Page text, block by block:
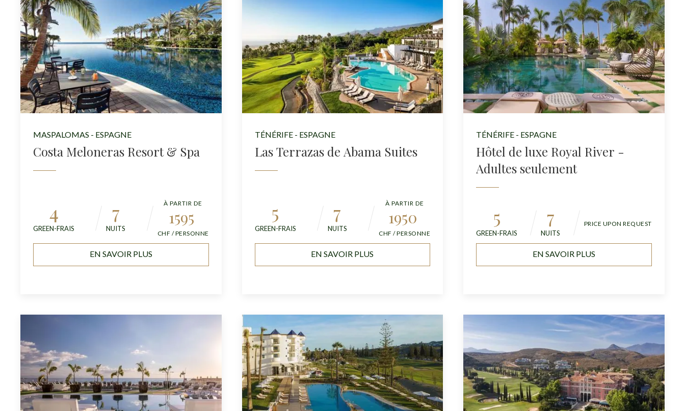
MASPALOMAS - ESPAGNE
Costa Meloneras Resort & Spa
4
GREEN-FRAIS
7
NUITS
À PARTIR DE
1595
CHF / PERSONNE
EN SAVOIR PLUS
TÉNÉRIFE - ESPAGNE
Las Terrazas de Abama Suites
5
GREEN-FRAIS
7
NUITS
À PARTIR DE
1950
CHF / PERSONNE
EN SAVOIR PLUS
TÉNÉRIFE - ESPAGNE
Hôtel de luxe Royal River -
Adultes seulement
5
GREEN-FRAIS
7
NUITS
PRICE UPON REQUEST
EN SAVOIR PLUS